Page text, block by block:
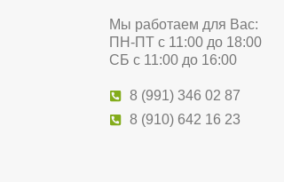
Мы работаем для Вас:
ПН-ПТ с 11:00 до 18:00
СБ с 11:00 до 16:00
8 (991) 346 02 87
8 (910) 642 16 23